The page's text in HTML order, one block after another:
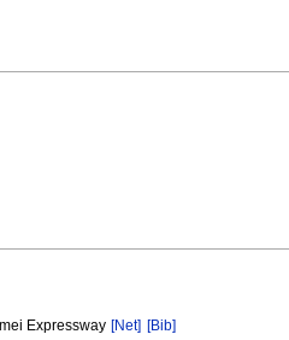
Expressway [Net] [Bib]